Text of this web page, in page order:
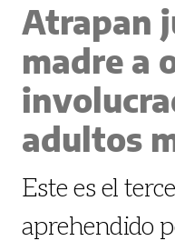
Atrapan
madre a
adultos
Este es el
aprehendido